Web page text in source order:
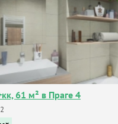
61 м² в Праге 4